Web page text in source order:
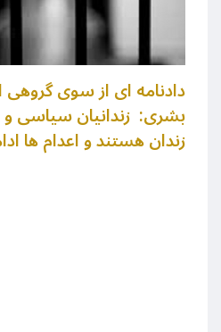
دادنامه ای از سوی
بشری: زندانیان سیاسی
زندان هستند و اعدام ها